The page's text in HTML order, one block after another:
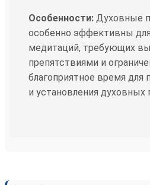
Особенности: Духовные
особенно эффективны
медитаций, требующих
препятствиями и
благоприятное время для
и установления духовных